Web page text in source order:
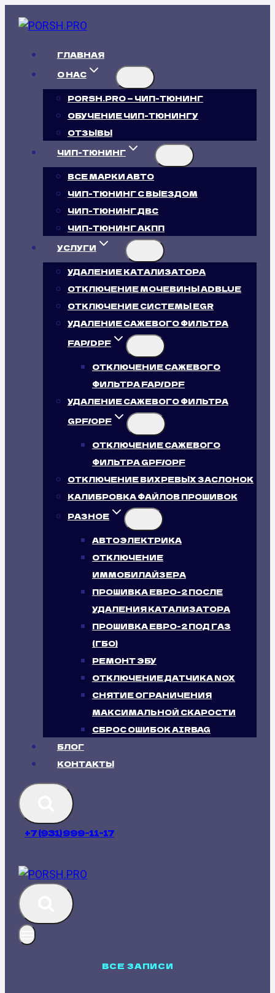
ГЛАВНАЯ
О НАС
PORSH.PRO — ЧИП-ТЮНИНГ
ОБУЧЕНИЕ ЧИП-ТЮНИНГУ
ОТЗЫВЫ
ЧИП-ТЮНИНГ
ВСЕ МАРКИ АВТО
ЧИП-ТЮНИНГ С ВЫЕЗДОМ
ЧИП-ТЮНИНГ ДВС
ЧИП-ТЮНИНГ АКПП
УСЛУГИ
УДАЛЕНИЕ КАТАЛИЗАТОРА
ОТКЛЮЧЕНИЕ МОЧЕВИНЫ ADBLUE
ОТКЛЮЧЕНИЕ СИСТЕМЫ EGR
УДАЛЕНИЕ САЖЕВОГО ФИЛЬТРА
FAP/DPF
ОТКЛЮЧЕНИЕ САЖЕВОГО
ФИЛЬТРА FAP/DPF
УДАЛЕНИЕ САЖЕВОГО ФИЛЬТРА
GPF/OPF
ОТКЛЮЧЕНИЕ САЖЕВОГО
ФИЛЬТРА GPF/OPF
ОТКЛЮЧЕНИЕ ВИХРЕВЫХ ЗАСЛОНОК
КАЛИБРОВКА ФАЙЛОВ ПРОШИВОК
РАЗНОЕ
АВТОЭЛЕКТРИКА
ОТКЛЮЧЕНИЕ
ИММОБИЛАЙЗЕРА
ПРОШИВКА ЕВРО-2 ПОСЛЕ
УДАЛЕНИЯ КАТАЛИЗАТОРА
ПРОШИВКА ЕВРО-2 ПОД ГАЗ
(ГБО)
РЕМОНТ ЭБУ
ОТКЛЮЧЕНИЕ ДАТЧИКА NOX
СНЯТИЕ ОГРАНИЧЕНИЯ
МАКСИМАЛЬНОЙ СКАРОСТИ
СБРОС ОШИБОК AIRBAG
БЛОГ
КОНТАКТЫ
+7 (931) 999-11-17
ВСЕ ЗАПИСИ